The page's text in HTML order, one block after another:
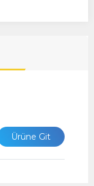
Ürüne Git